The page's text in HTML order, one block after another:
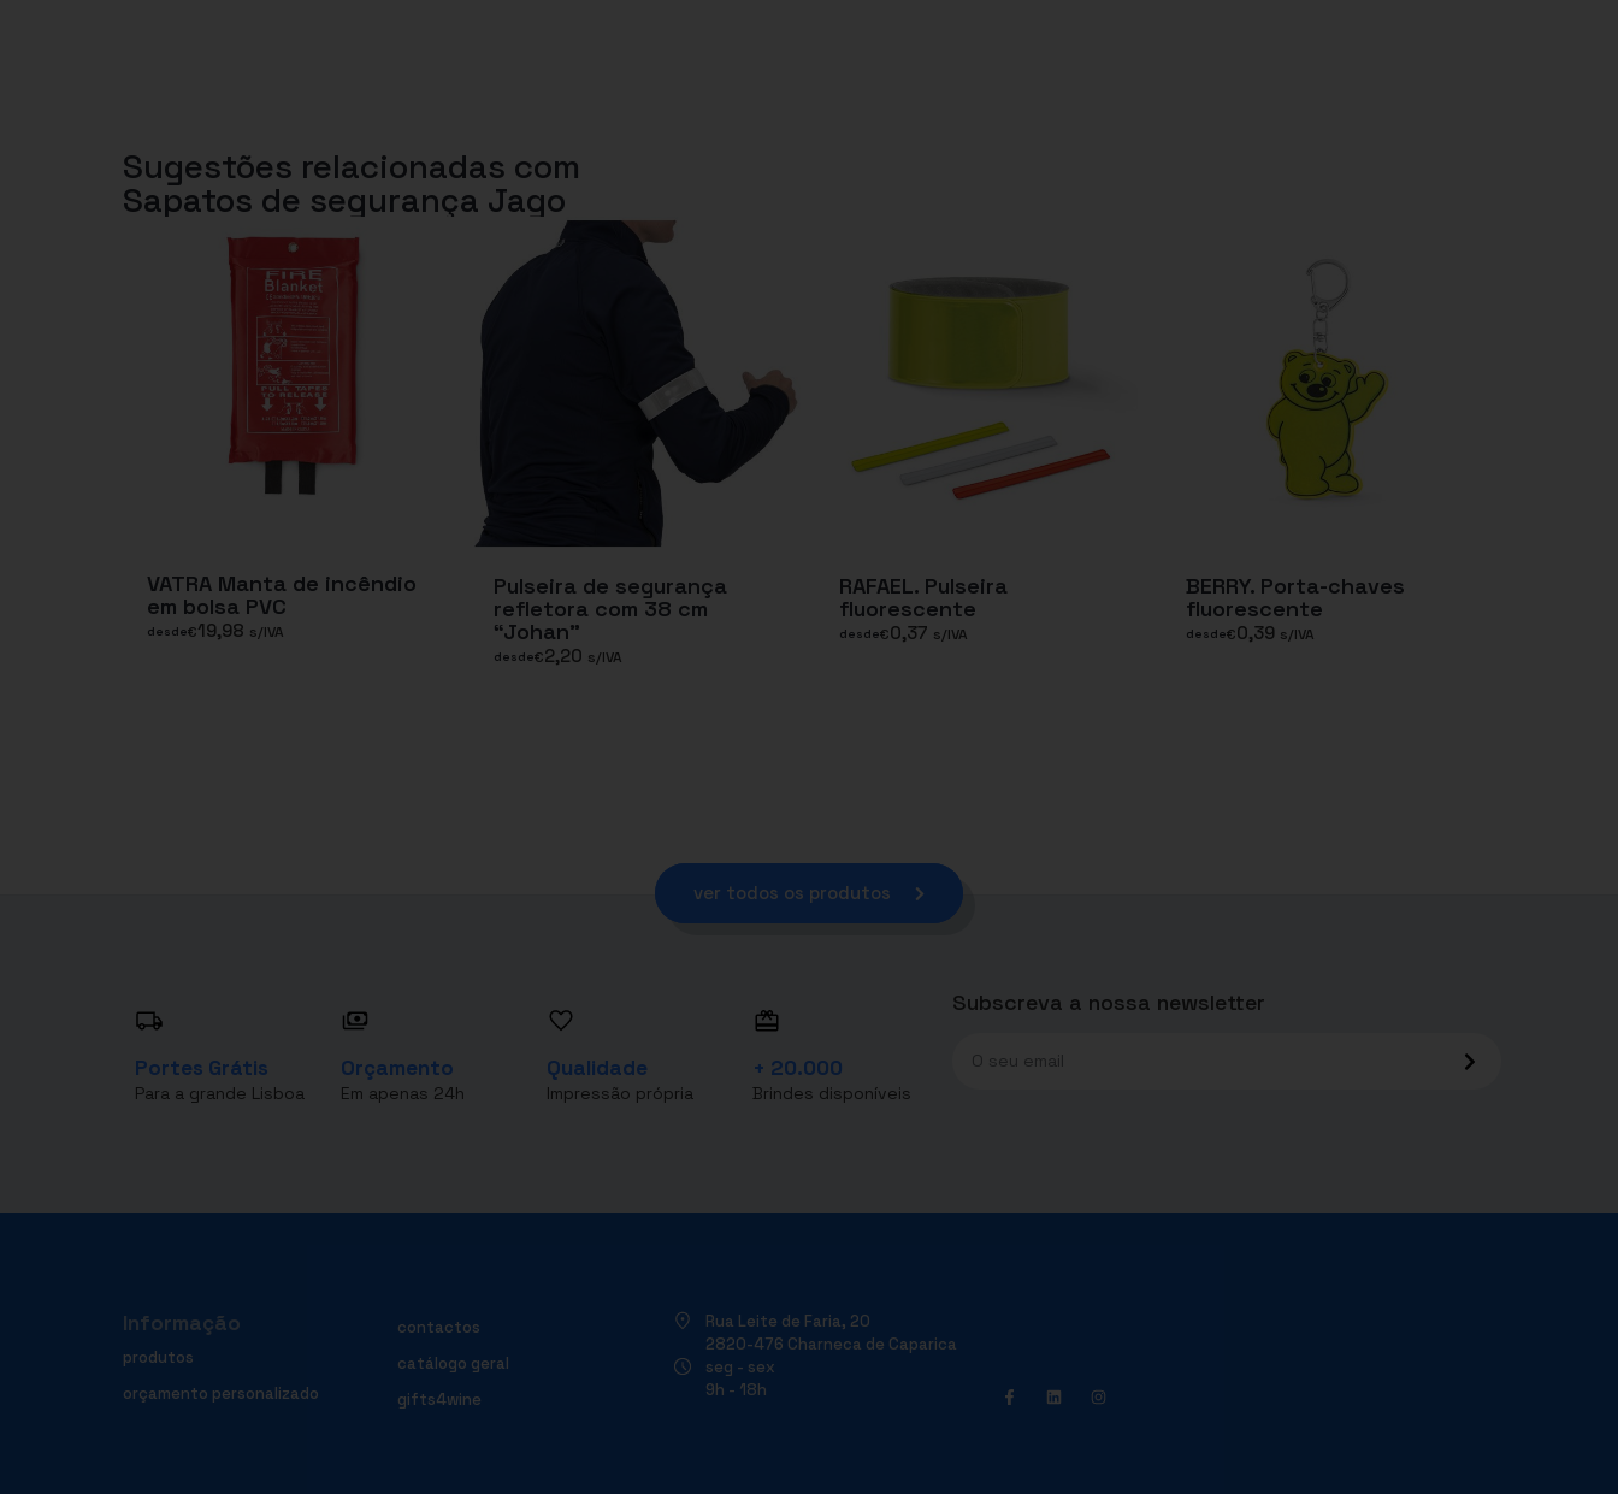
Sugestões relacionadas com
Sapatos de segurança Jago
VATRA Manta de incêndio
em bolsa PVC
desde€19,98 s/IVA
Pulseira de segurança
refletora com 38 cm
“Johan”
desde€2,20 s/IVA
RAFAEL. Pulseira
fluorescente
desde€0,37 s/IVA
BERRY. Porta-chaves
fluorescente
desde€0,39 s/IVA
ver todos os produtos
Portes Grátis
Para a grande Lisboa
Orçamento
Em apenas 24h
Qualidade
Impressão própria
+ 20.000
Brindes disponíveis
Subscreva a nossa newsletter
Informação
produtos
orçamento personalizado
contactos
catálogo geral
gifts4wine
Rua Leite de Faria, 20
2820-476 Charneca de Caparica
seg - sex
9h - 18h